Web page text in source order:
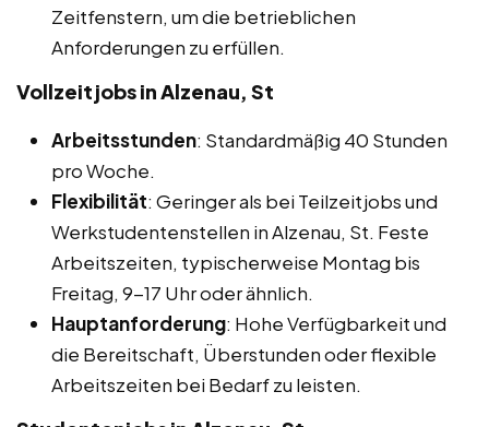
Zeitfenstern, um die betrieblichen
Anforderungen zu erfüllen.
Vollzeitjobs in Alzenau, St
Arbeitsstunden: Standardmäßig 40 Stunden
pro Woche.
Flexibilität: Geringer als bei Teilzeitjobs und
Werkstudentenstellen in Alzenau, St. Feste
Arbeitszeiten, typischerweise Montag bis
Freitag, 9-17 Uhr oder ähnlich.
Hauptanforderung: Hohe Verfügbarkeit und
die Bereitschaft, Überstunden oder flexible
Arbeitszeiten bei Bedarf zu leisten.